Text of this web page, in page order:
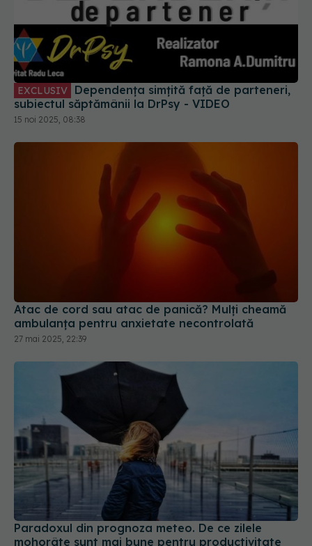
EXCLUSIV
subiectul săptămânii la DrPsy - VIDEO
15 noi 2025, 08:38
Atac de cord sau atac de panică? Mulți cheamă
ambulanța pentru anxietate necontrolată
27 mai 2025, 22:39
Paradoxul din prognoza meteo. De ce zilele
mohorâte sunt mai bune pentru productivitate